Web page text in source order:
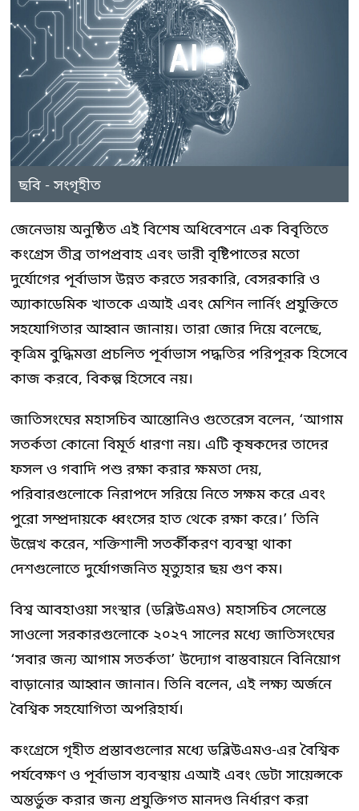
ছবি - সংগৃহীত
জেনেভায় অনুষ্ঠিত এই বিশেষ অধিবেশনে এক বিবৃতিতে
কংগ্রেস তীব্র তাপপ্রবাহ এবং ভারী বৃষ্টিপাতের মতো
দুর্যোগের পূর্বাভাস উন্নত করতে সরকারি, বেসরকারি ও
অ্যাকাডেমিক খাতকে এআই এবং মেশিন লার্নিং প্রযুক্তিতে
সহযোগিতার আহ্বান জানায়। তারা জোর দিয়ে বলেছে,
কৃত্রিম বুদ্ধিমত্তা প্রচলিত পূর্বাভাস পদ্ধতির পরিপূরক হিসেবে
কাজ করবে, বিকল্প হিসেবে নয়।
জাতিসংঘের মহাসচিব আন্তোনিও গুতেরেস বলেন, ‘আগাম
সতর্কতা কোনো বিমূর্ত ধারণা নয়। এটি কৃষকদের তাদের
ফসল ও গবাদি পশু রক্ষা করার ক্ষমতা দেয়,
পরিবারগুলোকে নিরাপদে সরিয়ে নিতে সক্ষম করে এবং
পুরো সম্প্রদায়কে ধ্বংসের হাত থেকে রক্ষা করে।’ তিনি
উল্লেখ করেন, শক্তিশালী সতর্কীকরণ ব্যবস্থা থাকা
দেশগুলোতে দুর্যোগজনিত মৃত্যুহার ছয় গুণ কম।
বিশ্ব আবহাওয়া সংস্থার (ডব্লিউএমও) মহাসচিব সেলেস্তে
সাওলো সরকারগুলোকে ২০২৭ সালের মধ্যে জাতিসংঘের
‘সবার জন্য আগাম সতর্কতা’ উদ্যোগ বাস্তবায়নে বিনিয়োগ
বাড়ানোর আহ্বান জানান। তিনি বলেন, এই লক্ষ্য অর্জনে
বৈশ্বিক সহযোগিতা অপরিহার্য।
কংগ্রেসে গৃহীত প্রস্তাবগুলোর মধ্যে ডব্লিউএমও-এর বৈশ্বিক
পর্যবেক্ষণ ও পূর্বাভাস ব্যবস্থায় এআই এবং ডেটা সায়েন্সকে
অন্তর্ভুক্ত করার জন্য প্রযুক্তিগত মানদণ্ড নির্ধারণ করা